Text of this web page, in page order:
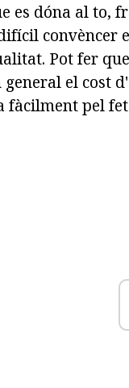
es dóna al to,
convèncer
Pot fer
general el cost
fàcilment pel